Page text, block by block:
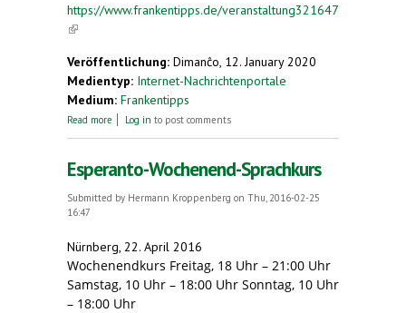
https://www.frankentipps.de/veranstaltung321647
(link is external)
Veröffentlichung: Dimanĉo, 12. January 2020
Medientyp: Internet-Nachrichtenportale
Medium: Frankentipps
Read more about (Veranstaltungshinweis Esperanto-
Log in to post comments
Esperanto-Wochenend-Sprachkurs
Submitted by Hermann Kroppenberg on Thu, 2016-02-25
16:47
Nürnberg, 22. April 2016
Wochenendkurs Freitag, 18 Uhr – 21:00 Uhr
Samstag, 10 Uhr – 18:00 Uhr Sonntag, 10 Uhr
– 18:00 Uhr